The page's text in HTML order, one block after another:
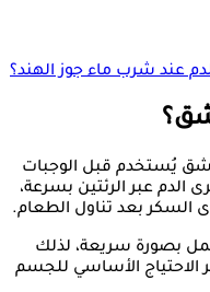
عند شرب ماء جوز الهند؟
يُستخدم قبل الوجبات
الدم عبر الرئتين بسرعة،
السكر بعد تناول الطعام.
بصورة سريعة، لذلك
الاحتياج الأساسي للجسم